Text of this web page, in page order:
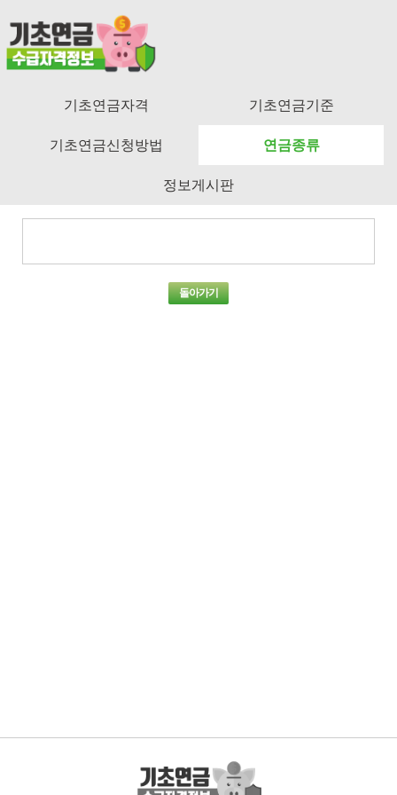
기초연금자격 기초연금기준
기초연금신청방법 연금종류
정보게시판
돌아가기